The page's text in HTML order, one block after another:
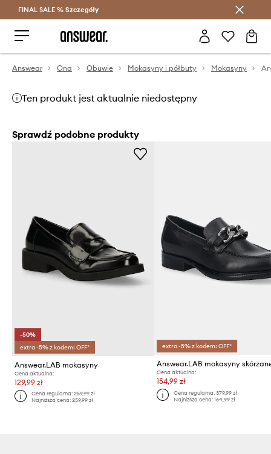
Oszczędzaj z Answear Club >
FINAL SALE % Szczegóły
Answear Ona Obuwie Mokasyny i półbuty Mokasyny
Ten produkt jest aktualnie niedostępny
Sprawdź podobne produkty
-50%
extra -5% z kodem: OFF*
Answear.LAB mokasyny
Cena aktualna:
129,99 zł
Cena regularna:259,99 zł
Najniższa cena:259,99 zł
extra -5% z kodem: OFF*
Answear.LAB mokasyny
Cena aktualna:
154,99 zł
Cena regularna: 379,99 zł
Najniższa cena: 164,99 zł